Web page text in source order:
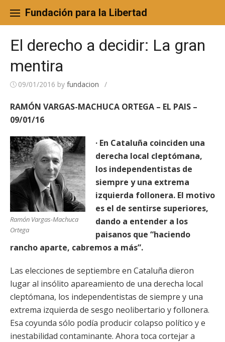
content
Fundación para la Libertad
El derecho a decidir: La gran
mentira
09/01/2016 by fundacion /
RAMÓN VARGAS-MACHUCA ORTEGA – EL PAIS –
09/01/16
Ramón Vargas-Machuca
Ortega
· En Cataluña coinciden una
derecha local cleptómana,
los independentistas de
siempre y una extrema
izquierda follonera. El motivo
es el de sentirse superiores,
dando a entender a los
paisanos que “haciendo
rancho aparte, cabremos a más”.
Las elecciones de septiembre en Cataluña dieron
lugar al insólito apareamiento de una derecha local
cleptómana, los independentistas de siempre y una
extrema izquierda de sesgo neolibertario y follonera.
Esa coyunda sólo podía producir colapso político y e
inestabilidad contaminante. Ahora toca cortejar a